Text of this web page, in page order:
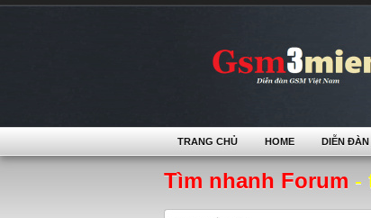
Tìm nhanh Forum -
TRANG CHỦ HOME DIỄN ĐÀN